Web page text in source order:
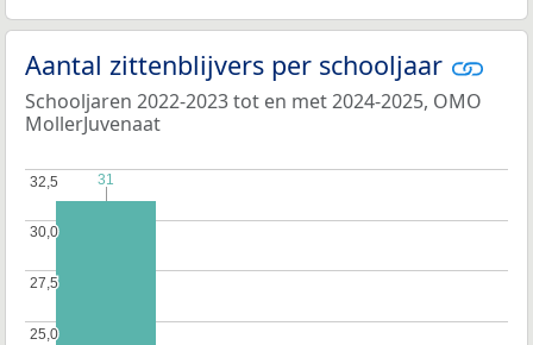
Aantal zittenblijvers per schooljaar
Schooljaren 2022-2023 tot en met 2024-2025, OMO
MollerJuvenaat
25,0
25,0
27,5
27,5
30,0
30,0
32,5
32,5 31
31